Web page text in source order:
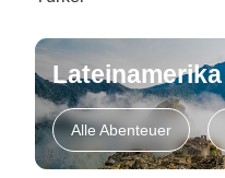
Lateinamerika
Alle Abenteuer